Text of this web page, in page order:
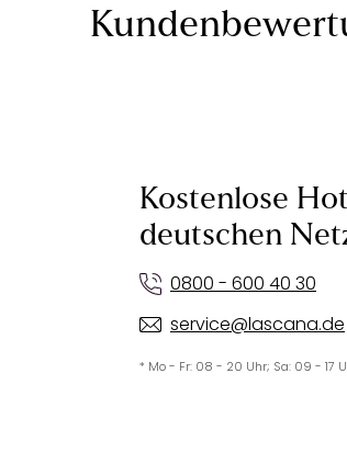
Kostenlose
deutschen
0800 - 600 40 30
service@lascana.de
* Mo - Fr: 08 - 20 Uhr; Sa: 09 - 17